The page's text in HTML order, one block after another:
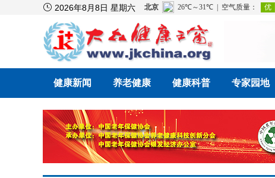
 2026年8月8日 星期六
健康新闻 养老健康 健康科普 专家园地